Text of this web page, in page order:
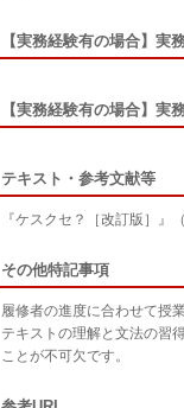
【実務経験有の場合】実
【実務経験有の場合】実
テキスト・参考文献等
『ケスクセ？［改訂版］』
その他特記事項
履修者の進度に合わせて授
テキストの理解と文法の習
ことが不可欠です。